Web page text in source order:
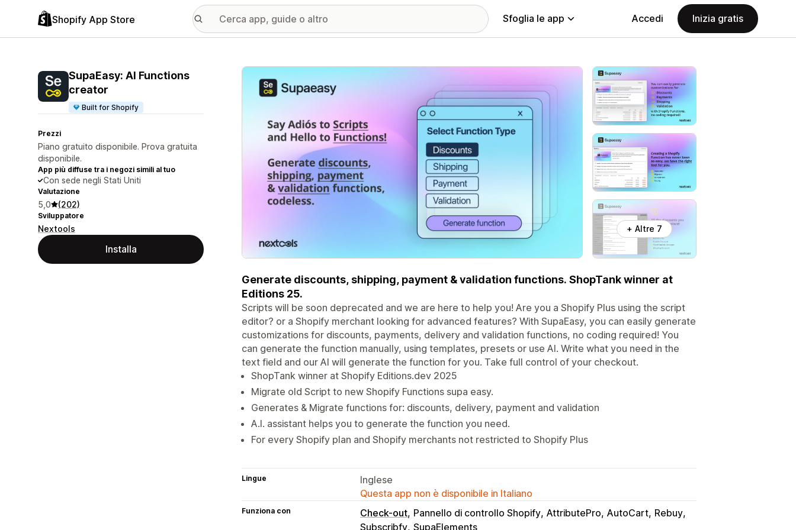
Shopify App Store Sfoglia le app Accedi Inizia gratis
SupaEasy: AI Functions
creator
Built for Shopify
Prezzi
Piano gratuito disponibile. Prova gratuita
disponibile.
App più diffuse tra i negozi simili al tuo
Con sede negli Stati Uniti
Valutazione
5,0 (202)
Sviluppatore
Nextools
Installa
Galleria immagini in evidenza
+ Altre 7
Generate discounts, shipping, payment & validation functions. ShopTank winner at
Editions 25.
Scripts will be soon deprecated and we are here to help you! Are you a Shopify Plus using the script
editor? or a Shopify merchant looking for advanced features? With SupaEasy, you can easily generate
customizations for discounts, payments, delivery and validation functions, no coding required! You
can generate the function manually, using templates, presets or use AI. Write what you need in the
text field and our AI will generate the function for you. Take full control of your checkout.
ShopTank winner at Shopify Editions.dev 2025
Migrate old Script to new Shopify Functions supa easy.
Generates & Migrate functions for: discounts, delivery, payment and validation
A.I. assistant helps you to generate the function you need.
For every Shopify plan and Shopify merchants not restricted to Shopify Plus
Lingue
Inglese
Questa app non è disponibile in Italiano
Funziona con Check-out Pannello di controllo Shopify AttributePro AutoCart Rebuy
Subscribfy SupaElements